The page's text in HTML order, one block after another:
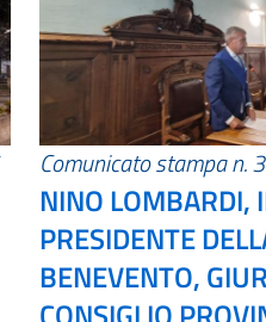
Comunicato stampa
NINO LOMBARDI,
PRESIDENTE
BENEVENTO,